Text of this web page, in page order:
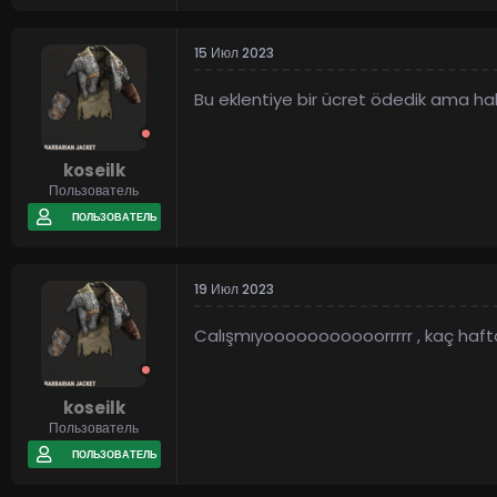
koseilk
Пользователь
ПОЛЬЗОВАТЕЛЬ
15 Июл 2023
Bu eklentiye bir ücret ödedik ama
koseilk
Пользователь
ПОЛЬЗОВАТЕЛЬ
19 Июл 2023
Calışmıyooooooooooorrrrr , kaç